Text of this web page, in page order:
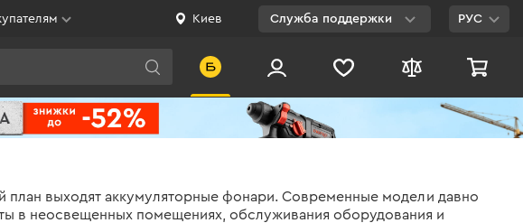
Киев Служба поддержки
E-mail
РУС
план выходят аккумуляторные фонари. Современные модели давно
в неосвещенных помещениях, обслуживания оборудования и